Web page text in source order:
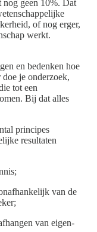
geen 10%. Dat
of nog erger,
werkt.
en bedenken hoe
je onderzoek,
tot een
Bij dat alles
principes
resultaten
van de
van eigen-